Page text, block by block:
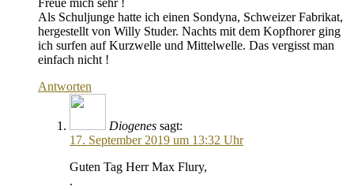
Freue mich sehr !
Als Schuljunge hatte ich einen Sondyna, Schweizer Fabrikat,
hergestellt von Willy Studer. Nachts mit dem Kopfhorer ging
ich surfen auf Kurzwelle und Mittelwelle. Das vergisst man
einfach nicht !
Antworten
Diogenes sagt:
17. September 2019 um 13:32 Uhr
Guten Tag Herr Max Flury,
.